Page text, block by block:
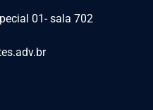
01- sala 702